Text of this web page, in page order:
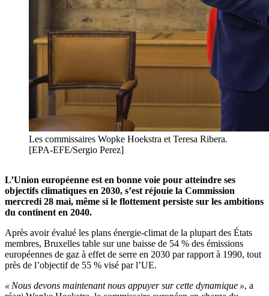
Les commissaires Wopke Hoekstra et Teresa Ribera.
[EPA-EFE/Sergio Perez]
L’Union européenne est en bonne voie pour atteindre ses
objectifs climatiques en 2030, s’est réjouie la Commission
mercredi 28 mai, même si le flottement persiste sur les ambitions
du continent en 2040.
Après avoir évalué les plans énergie-climat de la plupart des États
membres, Bruxelles table sur une baisse de 54 % des émissions
européennes de gaz à effet de serre en 2030 par rapport à 1990, tout
près de l’objectif de 55 % visé par l’UE.
« Nous devons maintenant nous appuyer sur cette dynamique », a